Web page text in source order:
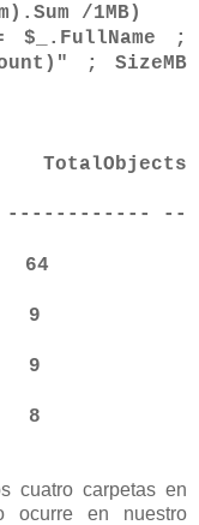
/1MB)
$_.FullName ;
; SizeMB
--
01 64
02 9
03 9
04 8
cuatro carpetas en
ocurre en nuestro